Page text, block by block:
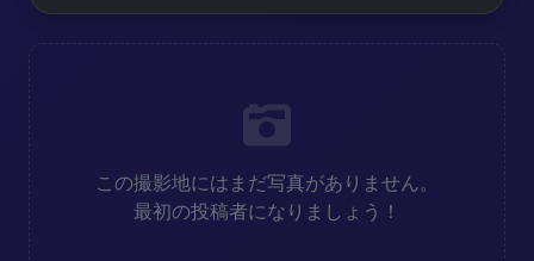
この撮影地にはまだ写真がありません。
最初の投稿者になりましょう！